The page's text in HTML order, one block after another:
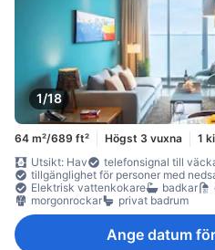
1/18
64 m²/689 ft² Högst 3 vuxna
1
Utsikt: Hav
telefonsignal till
tillgänglighet för personer med
Elektrisk vattenkokare
badkar
morgonrockar
privat badrum
Ange datum